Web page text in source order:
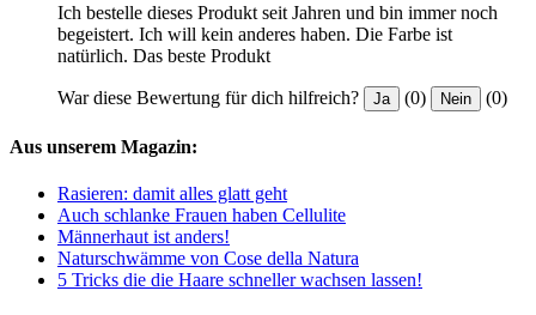
Ich bestelle dieses Produkt seit Jahren und bin immer noch
begeistert. Ich will kein anderes haben. Die Farbe ist
natürlich. Das beste Produkt
War diese Bewertung für dich hilfreich? Ja (0) Nein (0)
Aus unserem Magazin:
Rasieren: damit alles glatt geht
Auch schlanke Frauen haben Cellulite
Männerhaut ist anders!
Naturschwämme von Cose della Natura
5 Tricks die die Haare schneller wachsen lassen!